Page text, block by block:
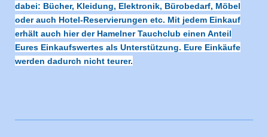
dabei: Bücher, Kleidung, Elektronik, Bürobedarf, Möbel
oder auch Hotel-Reservierungen etc. Mit jedem Einkauf
erhält auch hier der Hamelner Tauchclub einen Anteil
Eures Einkaufswertes als Unterstützung. Eure Einkäufe
werden dadurch nicht teurer.